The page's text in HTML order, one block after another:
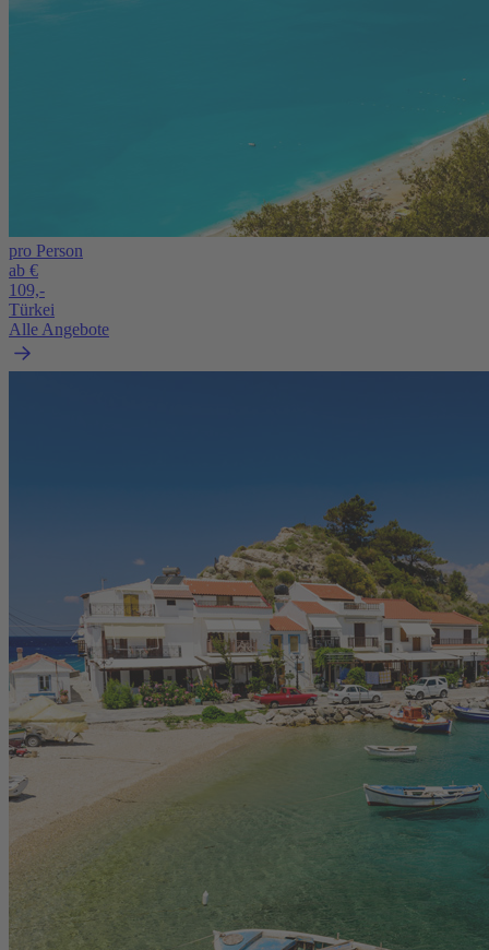
pro Person
ab €
109,-
Türkei
Alle Angebote